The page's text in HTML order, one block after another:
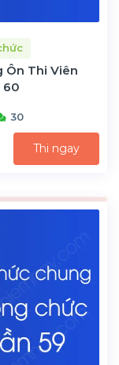
Ôn Thi Viên
60
30
Thi ngay